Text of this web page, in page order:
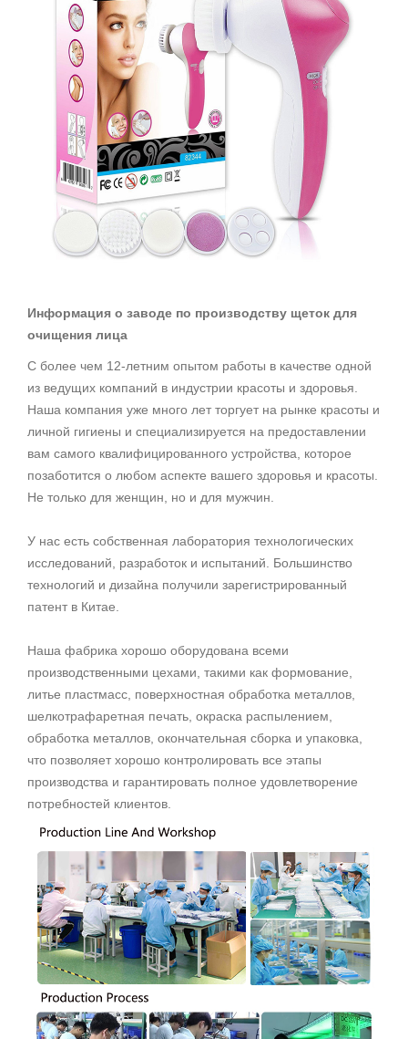
Информация о заводе по производству щеток для
очищения лица
С более чем 12-летним опытом работы в качестве одной
из ведущих компаний в индустрии красоты и здоровья.
Наша компания уже много лет торгует на рынке красоты и
личной гигиены и специализируется на предоставлении
вам самого квалифицированного устройства, которое
позаботится о любом аспекте вашего здоровья и красоты.
Не только для женщин, но и для мужчин.
У нас есть собственная лаборатория технологических
исследований, разработок и испытаний. Большинство
технологий и дизайна получили зарегистрированный
патент в Китае.
Наша фабрика хорошо оборудована всеми
производственными цехами, такими как формование,
литье пластмасс, поверхностная обработка металлов,
шелкотрафаретная печать, окраска распылением,
обработка металлов, окончательная сборка и упаковка,
что позволяет хорошо контролировать все этапы
производства и гарантировать полное удовлетворение
потребностей клиентов.